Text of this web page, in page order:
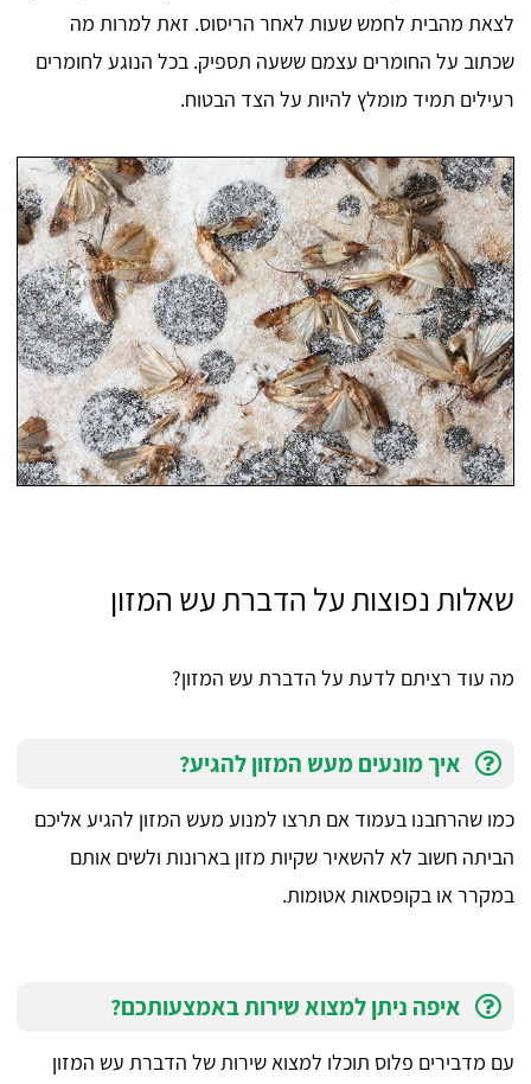
לצאת מהבית לחמש שעות לאחר הריסוס. זאת למרות מה
שכתוב על החומרים עצמם ששעה תספיק. בכל הנוגע לחומרים
רעילים תמיד מומלץ להיות על הצד הבטוח.
שאלות נפוצות על הדברת עש המזון
מה עוד רציתם לדעת על הדברת עש המזון?
איך מונעים מעש המזון להגיע?
כמו שהרחבנו בעמוד אם תרצו למנוע מעש המזון להגיע אליכם
הביתה חשוב לא להשאיר שקיות מזון בארונות ולשים אותם
במקרר או בקופסאות אטומות.
איפה ניתן למצוא שירות באמצעותכם?
עם מדבירים פלוס תוכלו למצוא שירות של הדברת עש המזון